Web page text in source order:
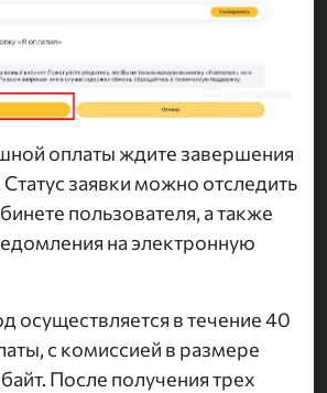
оплаты ждите завершения
Статус заявки можно отследить
пользователя, а также
на электронную
осуществляется в течение 40
с комиссией в размере
После получения трех